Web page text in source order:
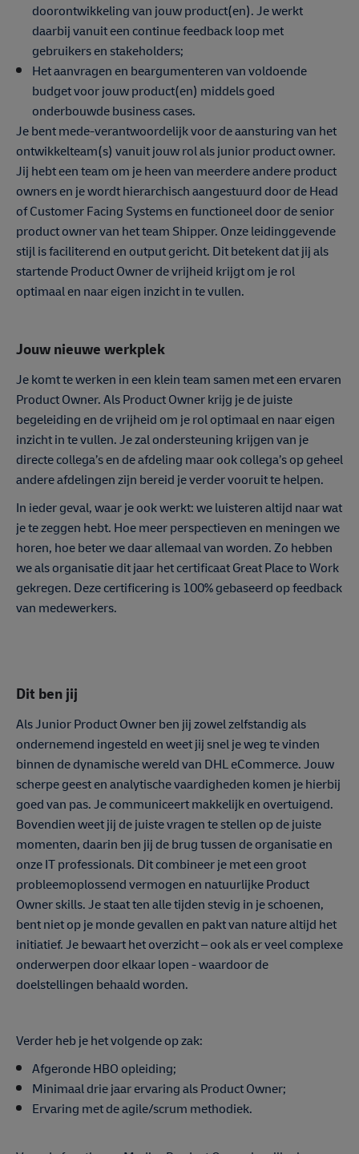
doorontwikkeling van jouw product(en). Je werkt
daarbij vanuit een continue feedback loop met
gebruikers en stakeholders;
Het aanvragen en beargumenteren van voldoende
budget voor jouw product(en) middels goed
onderbouwde business cases.
Je bent mede-verantwoordelijk voor de aansturing van het
ontwikkelteam(s) vanuit jouw rol als junior product owner.
Jij hebt een team om je heen van meerdere andere product
owners en je wordt hierarchisch aangestuurd door de Head
of Customer Facing Systems en functioneel door de senior
product owner van het team Shipper. Onze leidinggevende
stijl is faciliterend en output gericht. Dit betekent dat jij als
startende Product Owner de vrijheid krijgt om je rol
optimaal en naar eigen inzicht in te vullen.
Jouw nieuwe werkplek
Je komt te werken in een klein team samen met een ervaren
Product Owner. Als Product Owner krijg je de juiste
begeleiding en de vrijheid om je rol optimaal en naar eigen
inzicht in te vullen. Je zal ondersteuning krijgen van je
directe collega’s en de afdeling maar ook collega’s op geheel
andere afdelingen zijn bereid je verder vooruit te helpen.
In ieder geval, waar je ook werkt: we luisteren altijd naar wat
je te zeggen hebt. Hoe meer perspectieven en meningen we
horen, hoe beter we daar allemaal van worden. Zo hebben
we als organisatie dit jaar het certificaat Great Place to Work
gekregen. Deze certificering is 100% gebaseerd op feedback
van medewerkers.
Dit ben jij
Als Junior Product Owner ben jij zowel zelfstandig als
ondernemend ingesteld en weet jij snel je weg te vinden
binnen de dynamische wereld van DHL eCommerce. Jouw
scherpe geest en analytische vaardigheden komen je hierbij
goed van pas. Je communiceert makkelijk en overtuigend.
Bovendien weet jij de juiste vragen te stellen op de juiste
momenten, daarin ben jij de brug tussen de organisatie en
onze IT professionals. Dit combineer je met een groot
probleemoplossend vermogen en natuurlijke Product
Owner skills. Je staat ten alle tijden stevig in je schoenen,
bent niet op je monde gevallen en pakt van nature altijd het
initiatief. Je bewaart het overzicht – ook als er veel complexe
onderwerpen door elkaar lopen - waardoor de
doelstellingen behaald worden.
Verder heb je het volgende op zak:
Afgeronde HBO opleiding;
Minimaal drie jaar ervaring als Product Owner;
Ervaring met de agile/scrum methodiek.